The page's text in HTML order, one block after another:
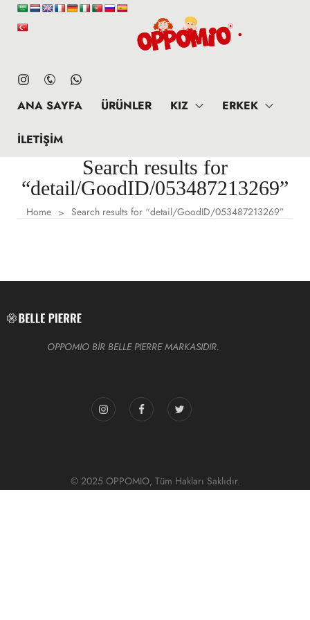
ANA SAYFA ÜRÜNLER KIZ ERKEK
İLETIŞIM
Search results for
“detail/GoodID/053487213269”
Home > Search results for “detail/GoodID/053487213269”
OPPOMIO BİR BELLE PIERRE MARKASIDIR.
© 2025 OPPOMIO, Tüm Hakları Saklıdır.